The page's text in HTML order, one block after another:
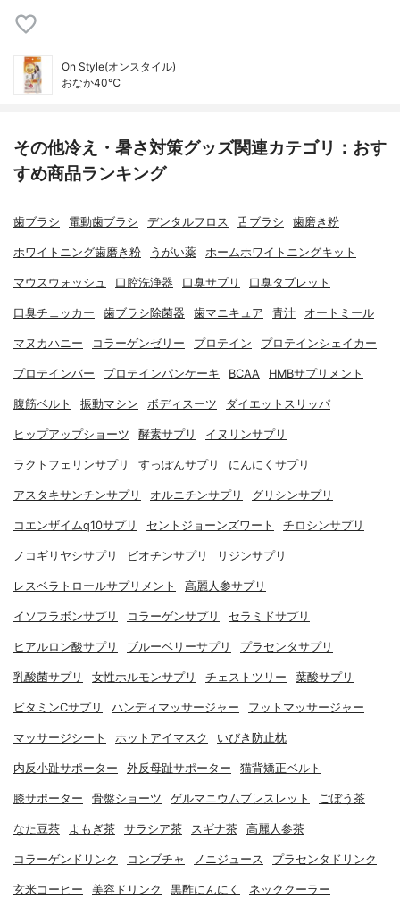
On Style(オンスタイル)
おなか40℃
その他冷え・暑さ対策グッズ関連カテゴリ：おす
すめ商品ランキング
歯ブラシ 電動歯ブラシ デンタルフロス 舌ブラシ 歯磨き粉
ホワイトニング歯磨き粉 うがい薬 ホームホワイトニングキット
マウスウォッシュ 口腔洗浄器 口臭サプリ 口臭タブレット
口臭チェッカー 歯ブラシ除菌器 歯マニキュア 青汁 オートミール
マヌカハニー コラーゲンゼリー プロテイン プロテインシェイカー
プロテインバー プロテインパンケーキ BCAA HMBサプリメント
腹筋ベルト 振動マシン ボディスーツ ダイエットスリッパ
ヒップアップショーツ 酵素サプリ イヌリンサプリ
ラクトフェリンサプリ すっぽんサプリ にんにくサプリ
アスタキサンチンサプリ オルニチンサプリ グリシンサプリ
コエンザイムq10サプリ セントジョーンズワート チロシンサプリ
ノコギリヤシサプリ ビオチンサプリ リジンサプリ
レスベラトロールサプリメント 高麗人参サプリ
イソフラボンサプリ コラーゲンサプリ セラミドサプリ
ヒアルロン酸サプリ ブルーベリーサプリ プラセンタサプリ
乳酸菌サプリ 女性ホルモンサプリ チェストツリー 葉酸サプリ
ビタミンCサプリ ハンディマッサージャー フットマッサージャー
マッサージシート ホットアイマスク いびき防止枕
内反小趾サポーター 外反母趾サポーター 猫背矯正ベルト
膝サポーター 骨盤ショーツ ゲルマニウムブレスレット ごぼう茶
なた豆茶 よもぎ茶 サラシア茶 スギナ茶 高麗人参茶
コラーゲンドリンク コンブチャ ノニジュース プラセンタドリンク
玄米コーヒー 美容ドリンク 黒酢にんにく ネッククーラー